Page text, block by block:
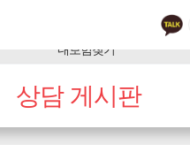
상담 게시판